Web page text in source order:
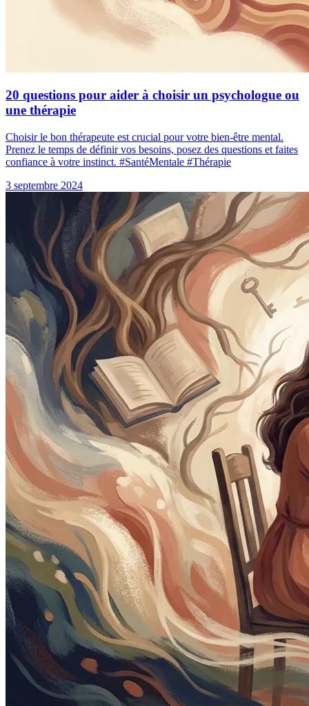
20 questions pour aider à choisir un psychologue ou
une thérapie
Choisir le bon thérapeute est crucial pour votre bien-être mental.
Prenez le temps de définir vos besoins, posez des questions et faites
confiance à votre instinct. #SantéMentale #Thérapie
3 septembre 2024